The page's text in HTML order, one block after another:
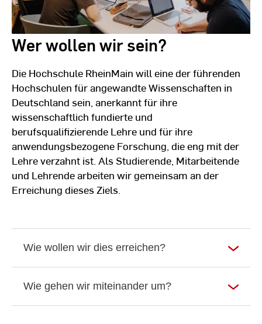
Wer wollen wir sein?
Die Hochschule RheinMain will eine der führenden
Hochschulen für angewandte Wissenschaften in
Deutschland sein, anerkannt für ihre
wissenschaftlich fundierte und
berufsqualifizierende Lehre und für ihre
anwendungsbezogene Forschung, die eng mit der
Lehre verzahnt ist. Als Studierende, Mitarbeitende
und Lehrende arbeiten wir gemeinsam an der
Erreichung dieses Ziels.
Wie wollen wir dies erreichen?
Wie gehen wir miteinander um?